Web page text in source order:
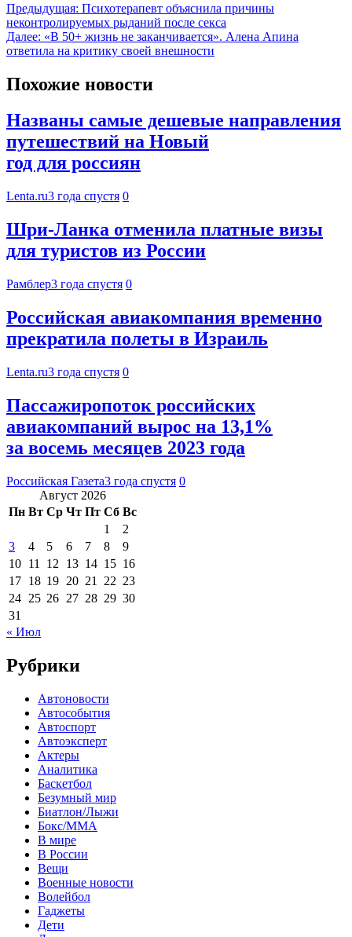
Предыдущая: Психотерапевт объяснила причины
неконтролируемых рыданий после секса
Далее: «В 50+ жизнь не заканчивается». Алена Апина
ответила на критику своей внешности
Похожие новости
Названы самые дешевые направления
путешествий на Новый
год для россиян
Lenta.ru3 года спустя 0
Шри-Ланка отменила платные визы
для туристов из России
Рамблер3 года спустя 0
Российская авиакомпания временно
прекратила полеты в Израиль
Lenta.ru3 года спустя 0
Пассажиропоток российских
авиакомпаний вырос на 13,1%
за восемь месяцев 2023 года
Российская Газета3 года спустя 0
Август 2026
Пн Вт Ср Чт Пт Сб Вс
1
2
3
4 5 6 7 8
9
10 11 12 13 14 15 16
17 18 19 20 21 22 23
24 25 26 27 28 29 30
31
« Июл
Рубрики
Автоновости
Автособытия
Автоспорт
Автоэксперт
Актеры
Аналитика
Баскетбол
Безумный мир
Биатлон/Лыжи
Бокс/MMA
В мире
В России
Вещи
Военные новости
Волейбол
Гаджеты
Дети